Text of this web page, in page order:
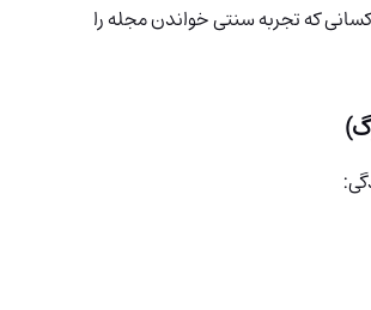
که تجربه سنتی خواندن مجله را